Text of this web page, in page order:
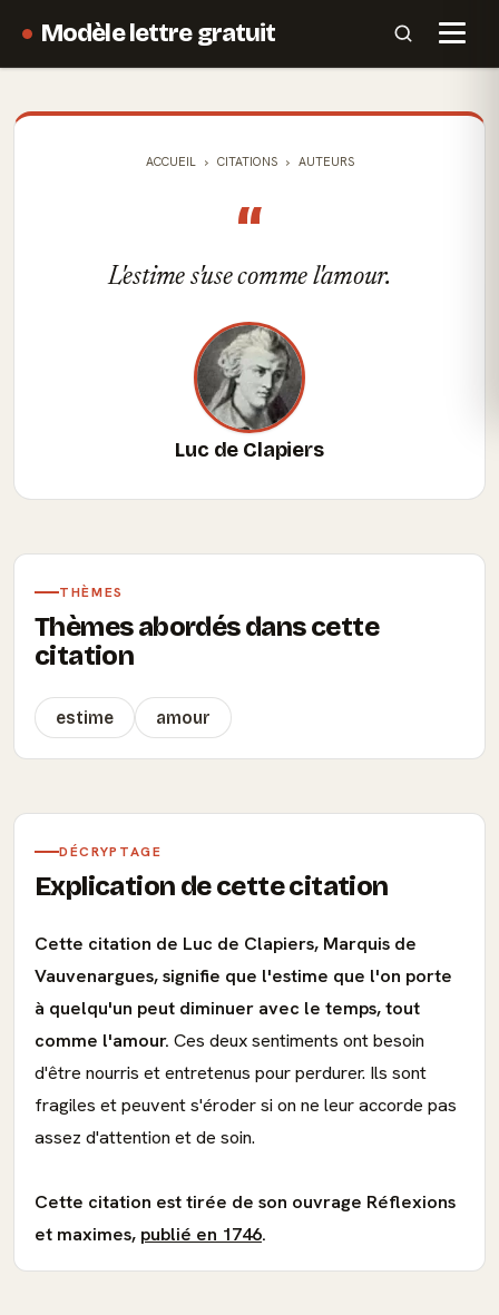
Modèle lettre gratuit
ACCUEIL CITATIONS AUTEURS
“
L'estime s'use comme l'amour.
Luc de Clapiers
THÈMES
Thèmes abordés dans cette
citation
estime amour
DÉCRYPTAGE
Explication de cette citation
Cette citation de Luc de Clapiers, Marquis de
Vauvenargues, signifie que l'estime que l'on porte
à quelqu'un peut diminuer avec le temps, tout
comme l'amour. Ces deux sentiments ont besoin
d'être nourris et entretenus pour perdurer. Ils sont
fragiles et peuvent s'éroder si on ne leur accorde pas
assez d'attention et de soin.
Cette citation est tirée de son ouvrage Réflexions
et maximes, publié en 1746.